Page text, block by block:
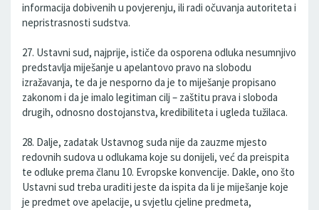
informacija dobivenih u povjerenju, ili radi očuvanja autoriteta i
nepristrasnosti sudstva.
27. Ustavni sud, najprije, ističe da osporena odluka nesumnjivo
predstavlja miješanje u apelantovo pravo na slobodu
izražavanja, te da je nesporno da je to miješanje propisano
zakonom i da je imalo legitiman cilj – zaštitu prava i sloboda
drugih, odnosno dostojanstva, kredibiliteta i ugleda tužilaca.
28. Dalje, zadatak Ustavnog suda nije da zauzme mjesto
redovnih sudova u odlukama koje su donijeli, već da preispita
te odluke prema članu 10. Evropske konvencije. Dakle, ono što
Ustavni sud treba uraditi jeste da ispita da li je miješanje koje
je predmet ove apelacije, u svjetlu cjeline predmeta,